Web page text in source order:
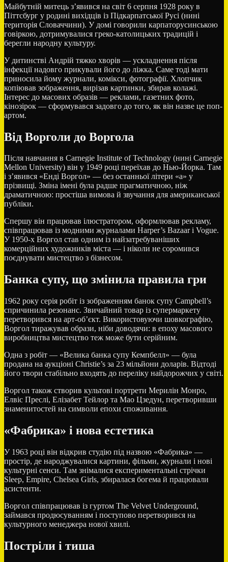
Майбутній митець з’явився на світ 6 серпня 1928 року в
Піттсбург у родині вихідців із Підкарпатської Русі (нині
територія Словаччини). У домі говорили карпаторусинською
говіркою, дотримувалися греко-католицьких традицій і
берегли народну культуру.
У дитинстві Андрій тяжко хворів — ускладнення після
інфекції надовго прикували його до ліжка. Саме тоді мати
приносила йому журнали, комікси, фотографії. Хлопчик
копіював зображення, вирізав картинки, збирав колажі.
Інтерес до масових образів — реклами, газетних фото,
кінозірок — сформувався задовго до того, як він назве це поп-
артом.
Від Ворголи до Воргола
Після навчання в Carnegie Institute of Technology (нині Carnegie
Mellon University) він у 1949 році переїхав до Нью-Йорка. Там
і з’явився «Енді Воргол» — без останньої літери «а» у
прізвищі. Зміна імені була радше прагматичною, ніж
драматичною: простіша вимова й звучання для американської
публіки.
Спершу він працював ілюстратором, оформлював рекламу,
співпрацював із модними журналами Harper’s Bazaar і Vogue.
У 1950-х Воргол став одним із найзатребуваніших
комерційних художників міста — і ніколи не соромився
поєднувати мистецтво з бізнесом.
Банка супу, що змінила правила гри
1962 року серія робіт із зображенням банок супу Campbell’s
спричинила резонанс. Звичайний товар із супермаркету
перетворився на арт-об’єкт. Використовуючи шовкографію,
Воргол тиражував образи, ніби доводячи: в епоху масового
виробництва мистецтво теж може бути серійним.
Одна з робіт — «Велика банка супу Кемпбелл» — була
продана на аукціоні Christie’s за 23 мільйони доларів. Відтоді
його твори стабільно входять до переліку найдорожчих у світі.
Воргол також створив культові портрети Мерилін Монро,
Елвіс Преслі, Елізабет Тейлор та Мао Цзедун, перетворивши
знаменитостей на символи епохи споживання.
«Фабрика» і нова естетика
У 1963 році він відкрив студію під назвою «Фабрика» —
простір, де народжувалися картини, фільми, журнали і нові
культурні сенси. Там знімалися експериментальні стрічки
Sleep, Empire, Chelsea Girls, збиралася богема й працювали
асистенти.
Воргол співпрацював із гуртом The Velvet Underground,
займався продюсуванням і поступово перетворився на
культурного менеджера нової хвилі.
Постріли і тиша